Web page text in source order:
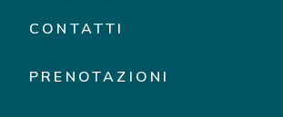
CONTATTI
PRENOTAZIONI